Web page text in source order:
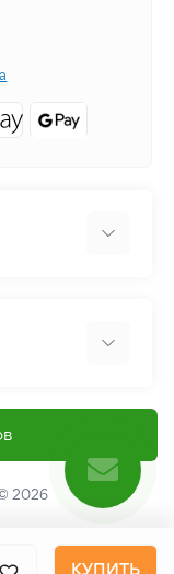
КУПИТЬ
2026